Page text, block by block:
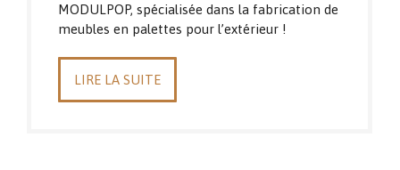
MODULPOP, spécialisée dans la fabrication de
meubles en palettes pour l’extérieur !
LIRE LA SUITE